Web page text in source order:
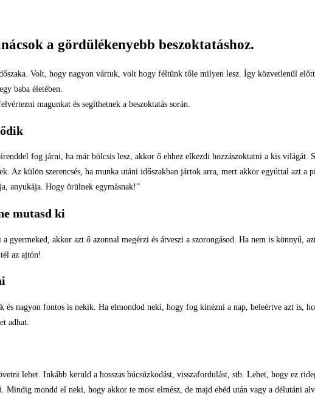
a gördülékenyebb beszoktatáshoz.
Volt, hogy nagyon vártuk, volt hogy féltünk tőle milyen lesz. Így közvetlenül
baba életében.
magunkat és segíthetnek a beszoktatás során.
fog járni, ha már bölcsis lesz, akkor ő ehhez elkezdi hozzászoktatni a kis
Az külön szerencsés, ha munka utáni időszakban jártok arra, mert akkor egyúttal azt
anyukája. Hogy örülnek egymásnak!”
mutasd ki
gyermeked, akkor azt ő azonnal megérzi és átveszi a szorongásod. Ha nem is
az ajtón!
nagyon fontos is nekik. Ha elmondod neki, hogy fog kinézni a nap, beleértve azt is,
adhat.
lehet. Inkább kerüld a hosszas búcsúzkodást, visszafordulást, stb. Lehet, hogy ez
mondd el neki, hogy akkor te most elmész, de majd ebéd után vagy a délutáni